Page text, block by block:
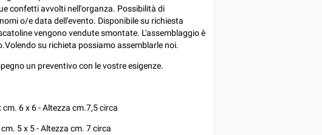
confetti avvolti nell'organza. Possibilità di
o/e data dell'evento. Disponibile su richiesta
vengono vendute smontate. L'assemblaggio è
su richieta possiamo assemblarle noi.
un preventivo con le vostre esigenze.
cm. 6 x 6 - Altezza cm.7,5 circa
5 x 5 - Altezza cm. 7 circa